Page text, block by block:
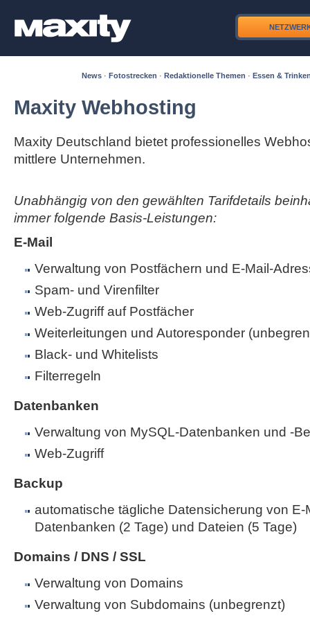
News · Fotostrecken · Redaktionelle Themen · Essen &
Maxity Webhosting
Maxity Deutschland bietet professionelles
mittlere Unternehmen.
Unabhängig von den gewählten Tarifdetails
immer folgende Basis-Leistungen:
E-Mail
Verwaltung von Postfächern und E-Mail-
Spam- und Virenfilter
Web-Zugriff auf Postfächer
Weiterleitungen und Autoresponder
Black- und Whitelists
Filterregeln
Datenbanken
Verwaltung von MySQL-Datenbanken und -
Web-Zugriff
Backup
automatische tägliche Datensicherung von E-
Datenbanken (2 Tage) und Dateien (5 Tage)
Domains / DNS / SSL
Verwaltung von Domains
Verwaltung von Subdomains (unbegrenzt)